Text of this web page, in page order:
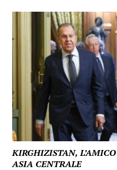
KIRGHIZISTAN,
ASIA CENTRALE